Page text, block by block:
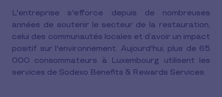
L'entreprise s'efforce depuis de nombreuses
années de soutenir le secteur de la restauration,
celui des communautés locales et d’avoir un impact
positif sur l'environnement. Aujourd'hui, plus de 65
000 consommateurs à Luxembourg utilisent les
services de Sodexo Benefits & Rewards Services.